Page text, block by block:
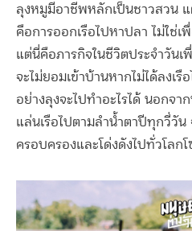
ลุงหมูมีอาชีพหลักเป็นชาวสวน
คือการออกเรือไปหาปลา ไม่ใช่เ
แต่นี่คือภารกิจในชีวิตประจำวัน
จะไม่ยอมเข้าบ้านหากไม่ได้ลงเ
อย่างลุงจะไปทำอะไรได้ นอกจ
แล่นเรือไปตามลำน้ำตาปีทุกวี่วัน
ครอบครองและโด่งดังไปทั่วโลกโ